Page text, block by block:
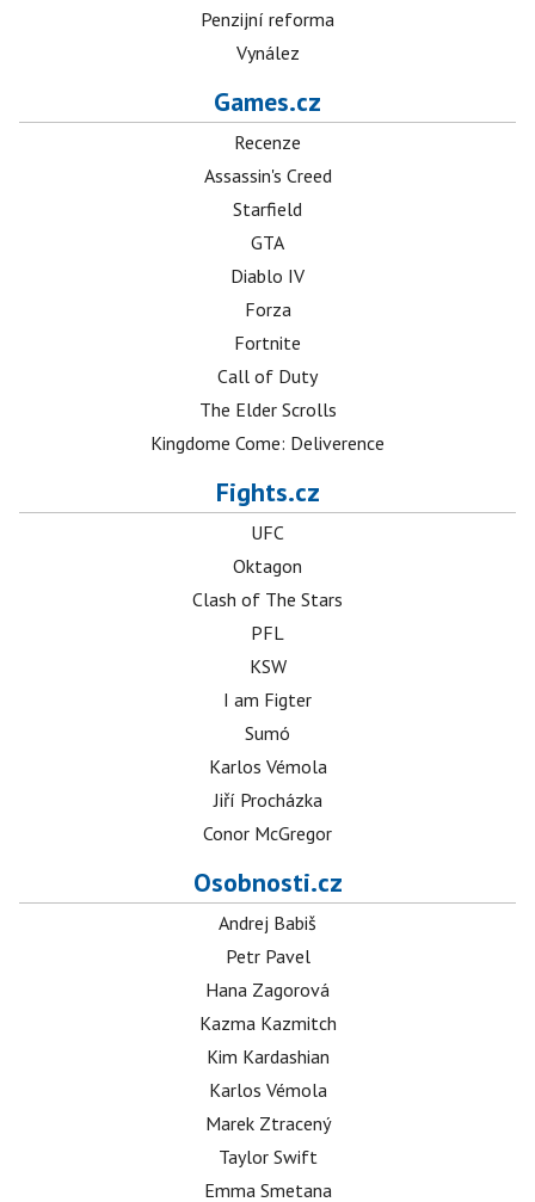
Penzijní reforma
Vynález
Games.cz
Recenze
Assassin's Creed
Starfield
GTA
Diablo IV
Forza
Fortnite
Call of Duty
The Elder Scrolls
Kingdome Come: Deliverence
Fights.cz
UFC
Oktagon
Clash of The Stars
PFL
KSW
I am Figter
Sumó
Karlos Vémola
Jiří Procházka
Conor McGregor
Osobnosti.cz
Andrej Babiš
Petr Pavel
Hana Zagorová
Kazma Kazmitch
Kim Kardashian
Karlos Vémola
Marek Ztracený
Taylor Swift
Emma Smetana